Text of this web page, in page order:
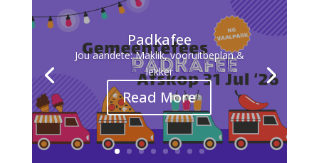
Padkafee
Jou aandete: Maklik, vooruitbeplan &
lekker
Read More